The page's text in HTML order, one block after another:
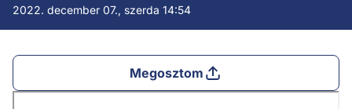
2022. december 07., szerda 14:54
Megosztom